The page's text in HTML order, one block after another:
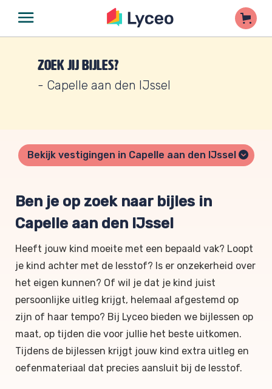
Zoek jij bijles?
- Capelle aan den IJssel
Bekijk vestigingen in Capelle aan den IJssel
Ben je op zoek naar bijles in
Capelle aan den IJssel
Heeft jouw kind moeite met een bepaald vak? Loopt
je kind achter met de lesstof? Is er onzekerheid over
het eigen kunnen? Of wil je dat je kind juist
persoonlijke uitleg krijgt, helemaal afgestemd op
zijn of haar tempo? Bij Lyceo bieden we bijlessen op
maat, op tijden die voor jullie het beste uitkomen.
Tijdens de bijlessen krijgt jouw kind extra uitleg en
oefenmateriaal dat precies aansluit bij de lesstof.